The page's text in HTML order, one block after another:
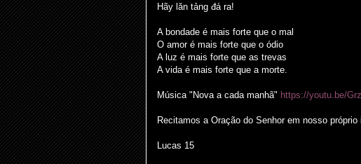
Hãy lăn tảng đá ra!
A bondade é mais forte que o mal
O amor é mais forte que o ódio
A luz é mais forte que as trevas
A vida é mais forte que a morte.
Música "Nova a cada manhã" https://youtu.be/
Recitamos a Oração do Senhor em nosso próprio
Lucas 15